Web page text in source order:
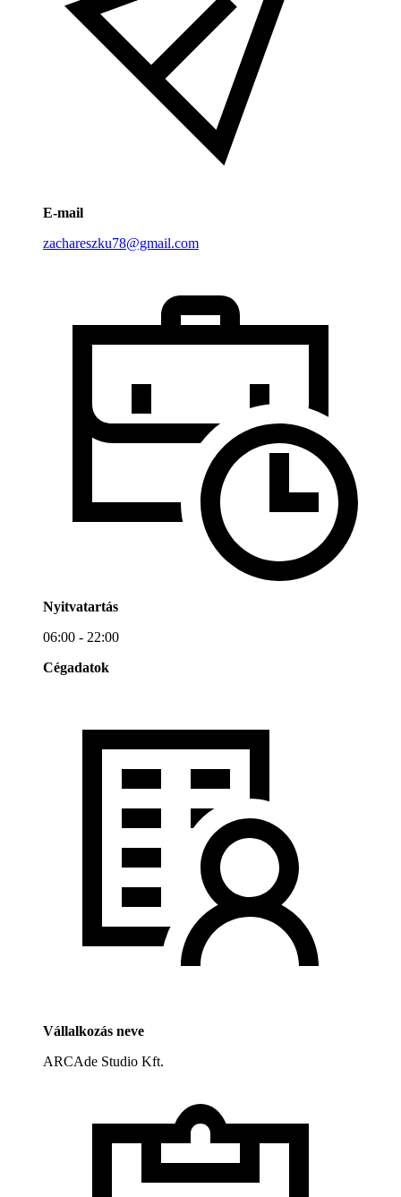
E-mail
zachareszku78@gmail.com
Nyitvatartás
06:00 - 22:00
Cégadatok
Vállalkozás neve
ARCAde Studio Kft.